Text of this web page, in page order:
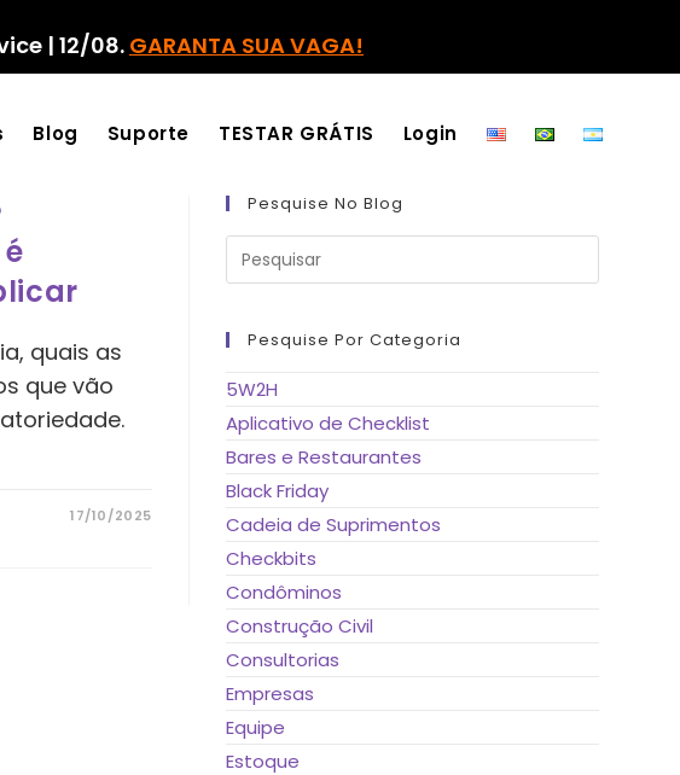
| 12/08. GARANTA SUA VAGA!
Blog Suporte TESTAR GRÁTIS Login
quais as
que vão
17/10/2025
Pesquise No Blog
Pressione
tecla
Pesquise Por Categoria
5W2H
Aplicativo de Checklist
Bares e Restaurantes
Black Friday
Cadeia de Suprimentos
Checkbits
Condôminos
Construção Civil
Consultorias
Empresas
Equipe
Estoque